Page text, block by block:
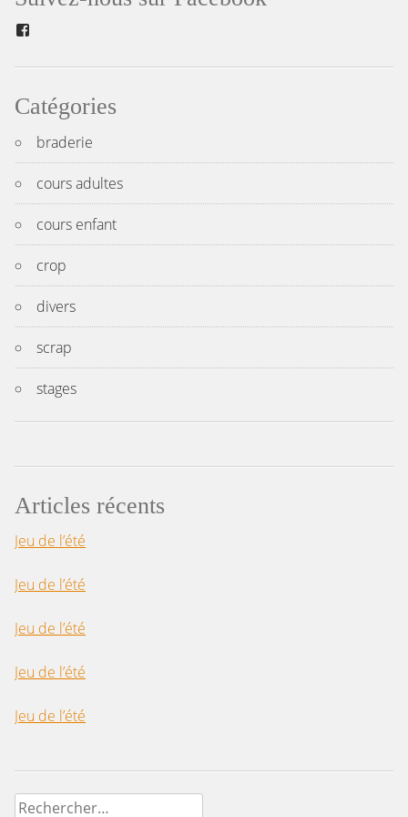
l’article
Catégories
braderie
cours adultes
cours enfant
crop
divers
scrap
stages
Articles récents
Jeu de l’été
Jeu de l’été
Jeu de l’été
Jeu de l’été
Jeu de l’été
Rechercher :